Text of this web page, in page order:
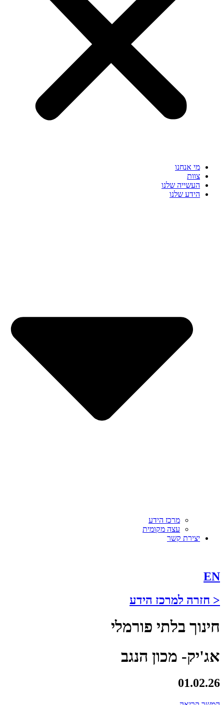
מי אנחנו
צוות
העשייה שלנו
הידע שלנו
מרכז הידע
עצה מקומית
יצירת קשר
EN
< חזרה למרכז הידע
חינוך בלתי פורמלי
אג'יק- מכון הנגב
01.02.26